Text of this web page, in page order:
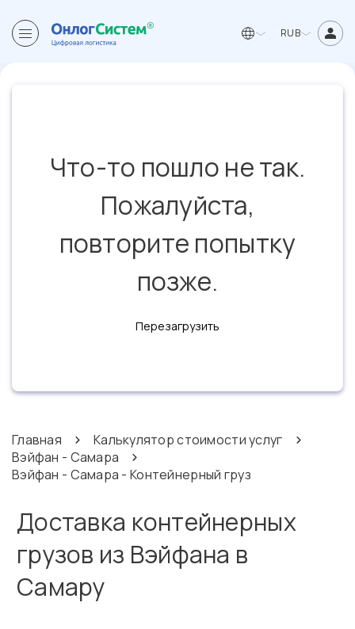
RUB
Что-то пошло не так.
Пожалуйста,
повторите попытку
позже.
Перезагрузить
Главная
Калькулятор стоимости услуг
Вэйфан - Самара
Вэйфан - Самара - Контейнерный груз
Доставка контейнерных
грузов из Вэйфана в
Самару